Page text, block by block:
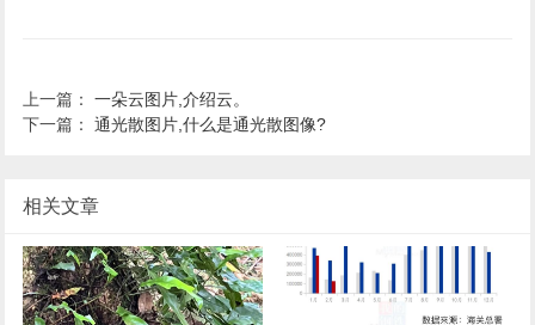
上一篇：一朵云图片,介绍云。
下一篇：通光散图片,什么是通光散图像?
相关文章